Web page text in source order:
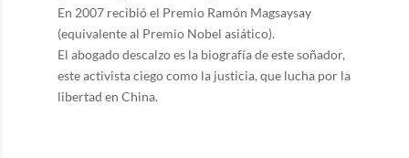
En 2007 recibió el Premio Ramón Magsaysay
(equivalente al Premio Nobel asiático).
El abogado descalzo es la biografía de este soñador,
este activista ciego como la justicia, que lucha por la
libertad en China.